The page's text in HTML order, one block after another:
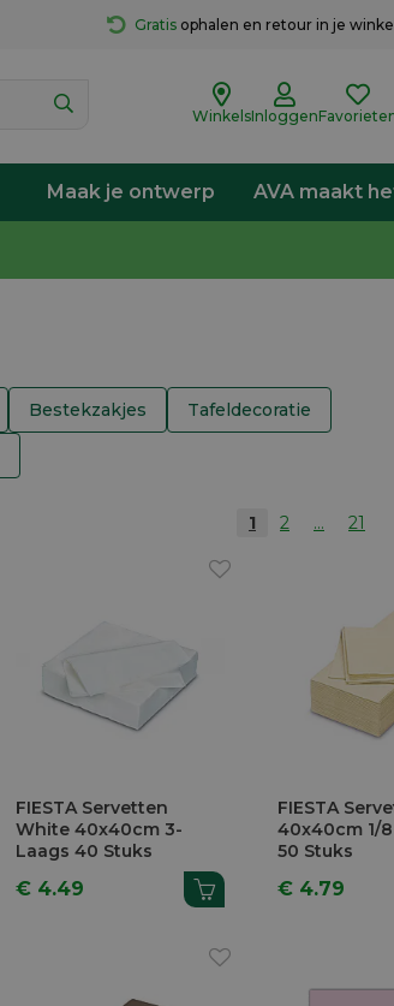
Gratis ophalen en retour in je winkel
WinkelsInloggen
Maak je ontwerp AVA maakt
Bestekzakjes Tafeldecoratie
1 2 ... 21
FIESTA Servetten
White 40x40cm 3-
Laags 40 Stuks
€ 4.49
FIESTA
40x40cm 1/
50 Stuks
€ 4.79